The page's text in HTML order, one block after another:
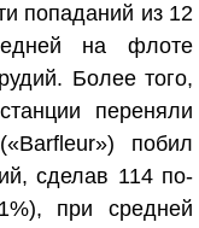
попаданий из 12
на флоте
Более того,
переняли
побил
сделав 114 по-
при средней